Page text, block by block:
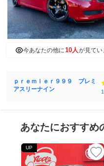
今あなたの他に10人が見てい
ｐｒｅｍｉｅｒ９９９ プレミ
アスリーナイン
あなたにおすすめ
UP